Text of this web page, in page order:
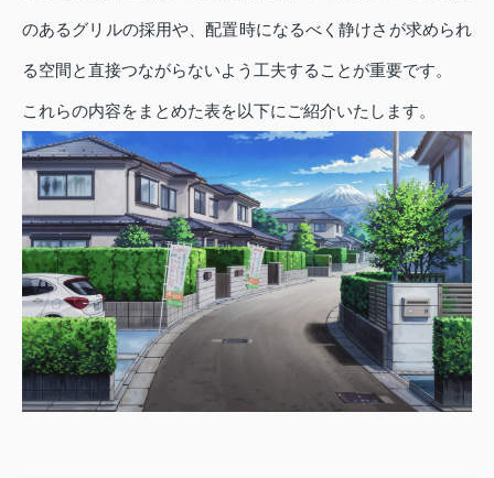
のあるグリルの採用や、配置時になるべく静けさが求められ
る空間と直接つながらないよう工夫することが重要です。
これらの内容をまとめた表を以下にご紹介いたします。